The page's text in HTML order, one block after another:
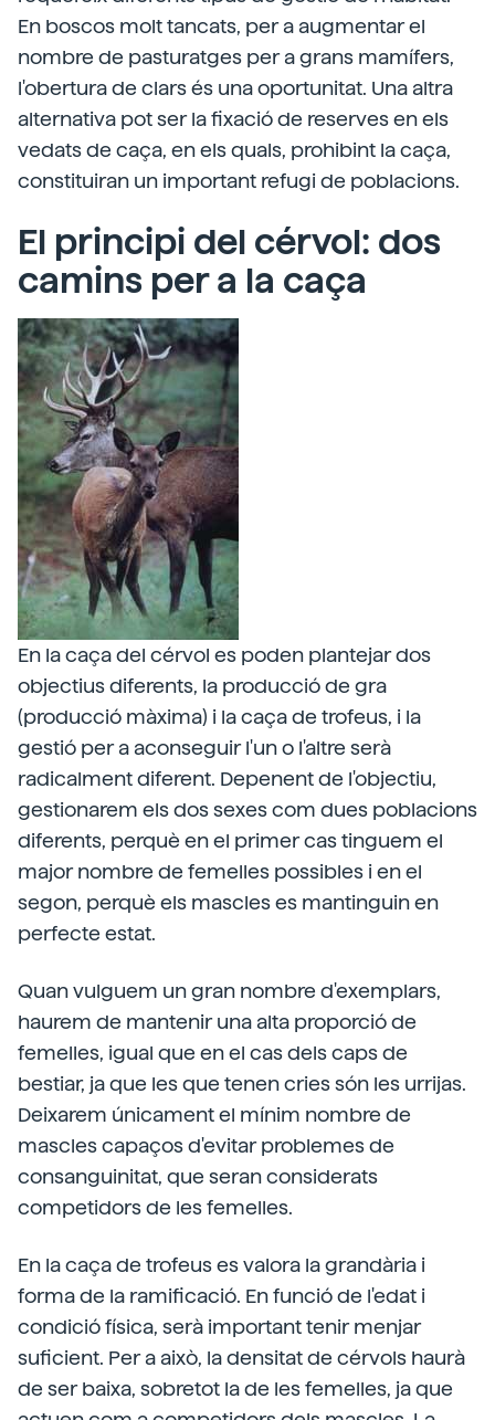
En boscos molt tancats, per a augmentar el
nombre de pasturatges per a grans mamífers,
l'obertura de clars és una oportunitat. Una altra
alternativa pot ser la fixació de reserves en els
vedats de caça, en els quals, prohibint la caça,
constituiran un important refugi de poblacions.
El principi del cérvol: dos
camins per a la caça
En la caça del cérvol es poden plantejar dos
objectius diferents, la producció de gra
(producció màxima) i la caça de trofeus, i la
gestió per a aconseguir l'un o l'altre serà
radicalment diferent. Depenent de l'objectiu,
gestionarem els dos sexes com dues poblacions
diferents, perquè en el primer cas tinguem el
major nombre de femelles possibles i en el
segon, perquè els mascles es mantinguin en
perfecte estat.
Quan vulguem un gran nombre d'exemplars,
haurem de mantenir una alta proporció de
femelles, igual que en el cas dels caps de
bestiar, ja que les que tenen cries són les urrijas.
Deixarem únicament el mínim nombre de
mascles capaços d'evitar problemes de
consanguinitat, que seran considerats
competidors de les femelles.
En la caça de trofeus es valora la grandària i
forma de la ramificació. En funció de l'edat i
condició física, serà important tenir menjar
suficient. Per a això, la densitat de cérvols haurà
de ser baixa, sobretot la de les femelles, ja que